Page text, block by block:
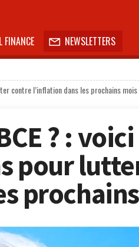
FINANCE  NEWSLETTERS
contre l’inflation dans les prochains mois
? :
pour